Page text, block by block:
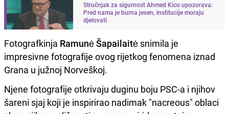
Stručnjak za sigurnost Ahmed Kico upozorava:
Pred nama je burna jesen, institucije moraju
djelovati
Fotografkinja Ramunė Šapailaitė snimila je
impresivne fotografije ovog rijetkog fenomena iznad
Grana u južnoj Norveškoj.
Njene fotografije otkrivaju duginu boju PSC-a i njihov
šareni sjaj koji je inspirirao nadimak "nacreous" oblaci